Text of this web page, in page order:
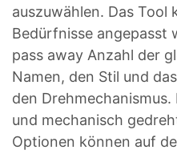
auszuwählen. Das Tool
Bedürfnisse angepasst
pass away Anzahl der
Namen, den Stil und
den
und mechanisch
Optionen können auf